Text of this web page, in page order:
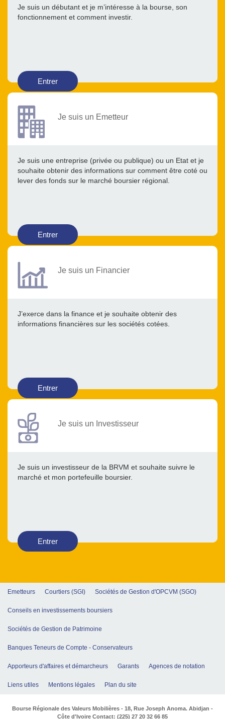
Je suis un débutant et je m’intéresse à la bourse, son
fonctionnement et comment investir.
Entrer
Je suis un Emetteur
Je suis une entreprise (privée ou publique) ou un Etat et je
souhaite obtenir des informations sur comment être coté ou
lever des fonds sur le marché boursier régional.
Entrer
Je suis un Financier
J’exerce dans la finance et je souhaite obtenir des
informations financières sur les sociétés cotées.
Entrer
Je suis un Investisseur
Je suis un investisseur de la BRVM et souhaite suivre le
marché et mon portefeuille boursier.
Entrer
Emetteurs Courtiers (SGI) Sociétés de Gestion d'OPCVM (SGO)
Conseils en investissements boursiers
Sociétés de Gestion de Patrimoine
Banques Teneurs de Compte - Conservateurs
Apporteurs d'affaires et démarcheurs Garants Agences de notation
Liens utiles Mentions légales Plan du site
Bourse Régionale des Valeurs Mobilières - 18, Rue Joseph Anoma. Abidjan -
Côte d'Ivoire Contact: (225) 27 20 32 66 85